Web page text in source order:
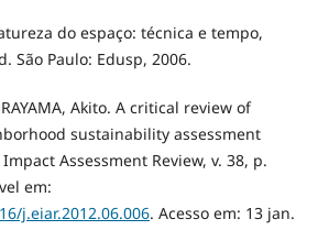
do espaço: técnica e tempo,
São Paulo: Edusp, 2006.
Akito. A critical review of
sustainability assessment
Assessment Review, v. 38, p.
em:
j.eiar.2012.06.006⁠. Acesso em: 13 jan.